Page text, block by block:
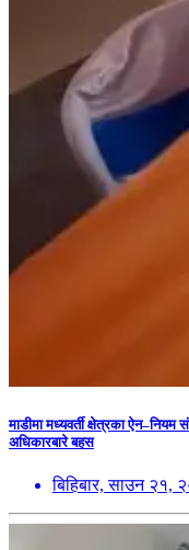
माडीमा मध्यवर्ती क्षेत्रका
अधिकारबारे बहस
बिहिबार, साउन २१,